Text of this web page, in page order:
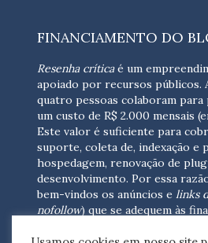
FINANCIAMENTO DO
Resenha críticaé um
apoiado por recursos públicos.
quatro pessoas colaboram
um custo de R$ 2.000 mensais
Este valor é suficiente para
suporte, coleta de, indexação e
hospedagem, renovação de
desenvolvimento. Por essa
bem-vindos os anúncios e links
nofollow) que se adequem às